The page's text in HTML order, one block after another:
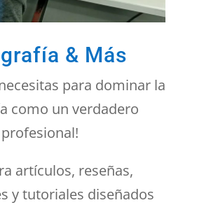
& Más
para dominar la
como un verdadero
profesional!
artículos, reseñas,
y tutoriales diseñados